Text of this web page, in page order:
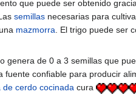
que puede ser obtenido
semillas necesarias para
mazmorra. El trigo puede ser
genera de 0 a 3 semillas que
fuente confiable para producir
de cerdo cocinada cura